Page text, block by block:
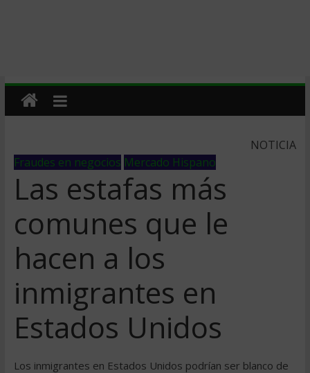
NOTICIA
Fraudes en negocios Mercado Hispano
Las estafas más
comunes que le
hacen a los
inmigrantes en
Estados Unidos
Los inmigrantes en Estados Unidos podrían ser blanco de